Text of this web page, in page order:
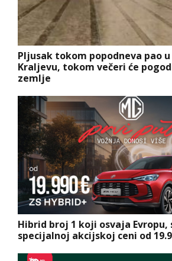
Pljusak tokom popodneva pao
Kraljevu, tokom večeri će
zemlje
Hibrid broj 1 koji osvaja Evropu,
specijalnoj akcijskoj ceni od